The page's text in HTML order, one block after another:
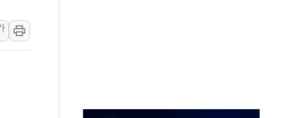
업익 2532억…신제품 효과에 실적 호조
, 7주 연속 하락…외국인 매도에 6258.77